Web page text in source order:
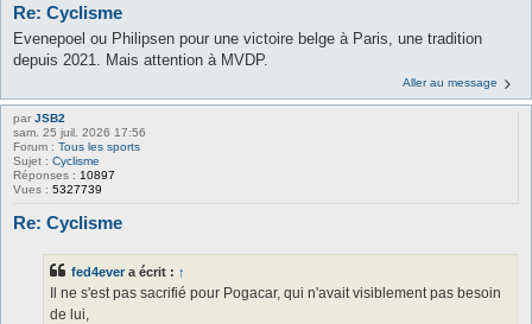
Re: Cyclisme
Evenepoel ou Philipsen pour une victoire belge à Paris, une tradition
depuis 2021. Mais attention à MVDP.
Aller au message
par JSB2
sam. 25 juil. 2026 17:56
Forum : Tous les sports
Sujet : Cyclisme
Réponses : 10897
Vues : 5327739
Re: Cyclisme
fed4ever a écrit : ↑
Il ne s'est pas sacrifié pour Pogacar, qui n'avait visiblement pas besoin
de lui,